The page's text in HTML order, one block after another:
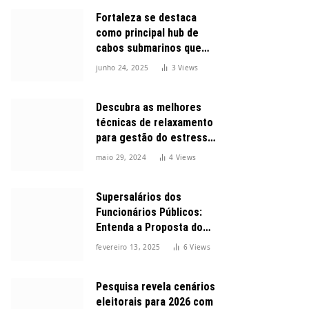
Fortaleza se destaca
como principal hub de
cabos submarinos que
conectam o Brasil ao
junho 24, 2025 3Views
Descubra as melhores
técnicas de relaxamento
para gestão do estresse
durante o dia
maio 29, 2024 4 Views
Supersalários dos
Funcionários Públicos:
Entenda a Proposta do
Governo para Limitar
fevereiro 13, 2025 6Views
Pesquisa revela cenários
eleitorais para 2026 com